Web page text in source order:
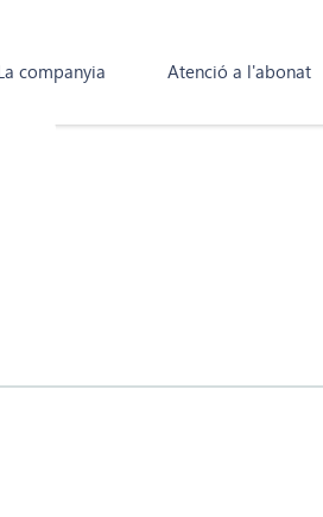
companyia Atenció a l'abonat